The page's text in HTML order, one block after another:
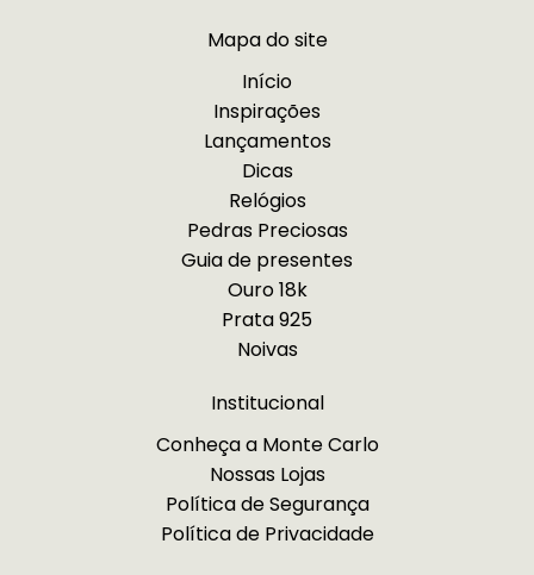
Mapa do site
Início
Inspirações
Lançamentos
Dicas
Relógios
Pedras Preciosas
Guia de presentes
Ouro 18k
Prata 925
Noivas
Institucional
Conheça a Monte Carlo
Nossas Lojas
Política de Segurança
Política de Privacidade